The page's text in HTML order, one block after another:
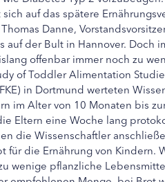
auf das spätere
Danne,
auf der Bult in Hannover. Doch
offenbar immer noch zu
of Toddler Alimentation
in Dortmund werteten
im Alter von 10 Monaten bis
Eltern eine Woche lang
die Wissenschaftler
für die Ernährung von Kindern.
wenige pflanzliche